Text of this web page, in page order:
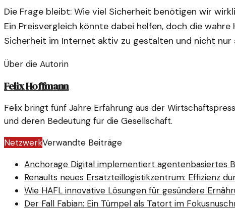
Die Frage bleibt: Wie viel Sicherheit benötigen wir
Ein Preisvergleich könnte dabei helfen, doch die
Sicherheit im Internet aktiv zu gestalten und nicht nur
Über die Autorin
Felix Hoffmann
Felix bringt fünf Jahre Erfahrung aus der
und deren Bedeutung für die Gesellschaft.
NetzwerkVerwandte Beiträge
Anchorage Digital implementiert agentenbasiertes
Renaults neues Ersatzteillogistikzentrum: Effizienz
Wie HAFL innovative Lösungen für gesündere
Der Fall Fabian: Ein Tümpel als Tatort im Fokus